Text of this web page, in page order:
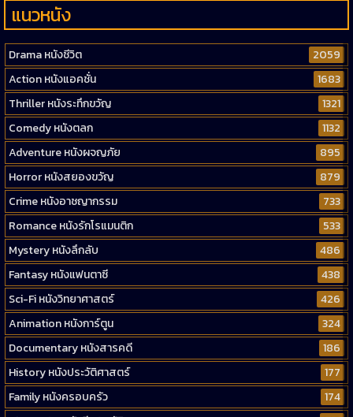
แนวหนัง
Drama หนังชีวิต
2059
Action หนังแอคชั่น
1683
Thriller หนังระทึกขวัญ
1321
Comedy หนังตลก
1132
Adventure หนังผจญภัย
895
Horror หนังสยองขวัญ
879
Crime หนังอาชญากรรม
733
Romance หนังรักโรแมนติก
533
Mystery หนังลึกลับ
486
Fantasy หนังแฟนตาซี
438
Sci-Fi หนังวิทยาศาสตร์
426
Animation หนังการ์ตูน
324
Documentary หนังสารคดี
186
History หนังประวัติศาสตร์
177
Family หนังครอบครัว
174